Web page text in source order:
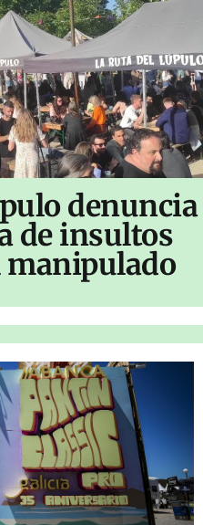
denuncia
de insultos